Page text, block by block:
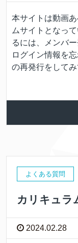
本サイトは動画
ムサイトとなっ
るには、メンバ
ログイン情報を
の再発行をして
よくある質問
カリキュラ
2024.02.28